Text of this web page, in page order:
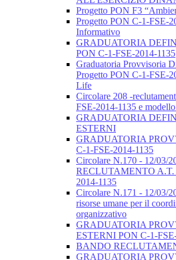
Progetto PON F3
Progetto PON C-1-FSE-
Informativo
GRADUATORIA
PON C-1-FSE-2014-1135
Graduatoria Provvisoria
Progetto PON C-1-FSE-
Life
Circolare 208 -
FSE-2014-1135 e
GRADUATORIA
ESTERNI
GRADUATORIA
C-1-FSE-2014-1135
Circolare N.170 - 12/03/
RECLUTAMENTO A.T.
2014-1135
Circolare N.171 - 12/03/
risorse umane per il
organizzativo
GRADUATORIA
ESTERNI PON C-1-
BANDO
GRADUATORIA